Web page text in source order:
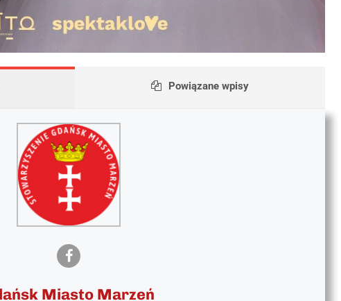
Powiązane wpisy
Miasto Marzeń